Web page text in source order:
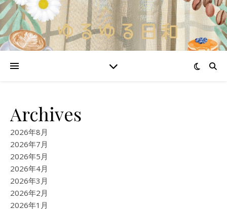
Archives
2026年8月
2026年7月
2026年5月
2026年4月
2026年3月
2026年2月
2026年1月